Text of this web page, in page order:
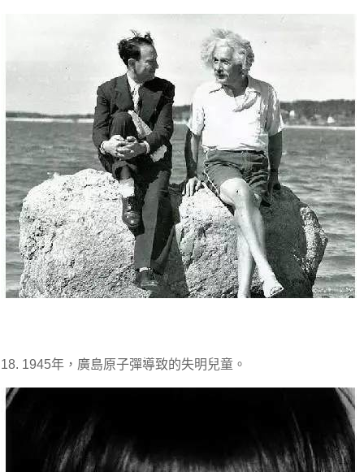
18. 1945年，廣島原子彈導致的失明兒童。